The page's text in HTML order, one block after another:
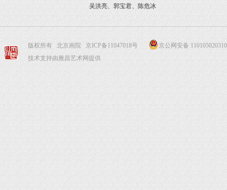
吴洪亮、郭宝君、陈危冰
版权所有 北京画院 京ICP备11047018号
京公网安备
技术支持由雅昌艺术网提供